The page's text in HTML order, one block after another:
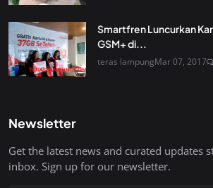
Smartfren Luncurkan
GSM+ di...
teras lampungMar 07, 2017
Newsletter
Get the latest news and curated updates
inbox. Sign up for our newsletter.